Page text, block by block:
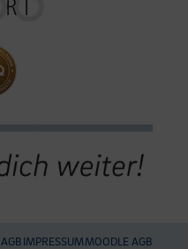
AGB IMPRESSUMMOODLE AGB